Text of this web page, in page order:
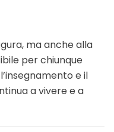
ma anche alla
per chiunque
e il
a vivere e a